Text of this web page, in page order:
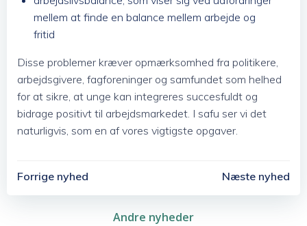
mellem at finde en balance mellem arbejde og
fritid
Disse problemer kræver opmærksomhed fra politikere,
arbejdsgivere, fagforeninger og samfundet som helhed
for at sikre, at unge kan integreres succesfuldt og
bidrage positivt til arbejdsmarkedet. I safu ser vi det
naturligvis, som en af vores vigtigste opgaver.
Post
Navigation
Forrige nyhed
Navigation
Næste nyhed
Andre nyheder